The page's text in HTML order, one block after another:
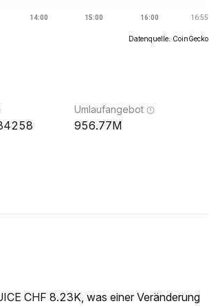
Datenquelle: CoinGecko
Umlaufangebot
956.77M
CHF 8.23K, was einer Veränderung